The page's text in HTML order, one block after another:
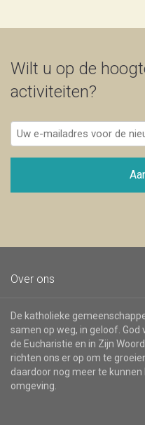
Wilt u op de
activiteiten?
Uw
e-
mailadres
de
Over ons
De katholieke
samen op weg, in geloof. God
de Eucharistie en in Zijn
richten ons er op om te
daardoor nog meer te
omgeving.